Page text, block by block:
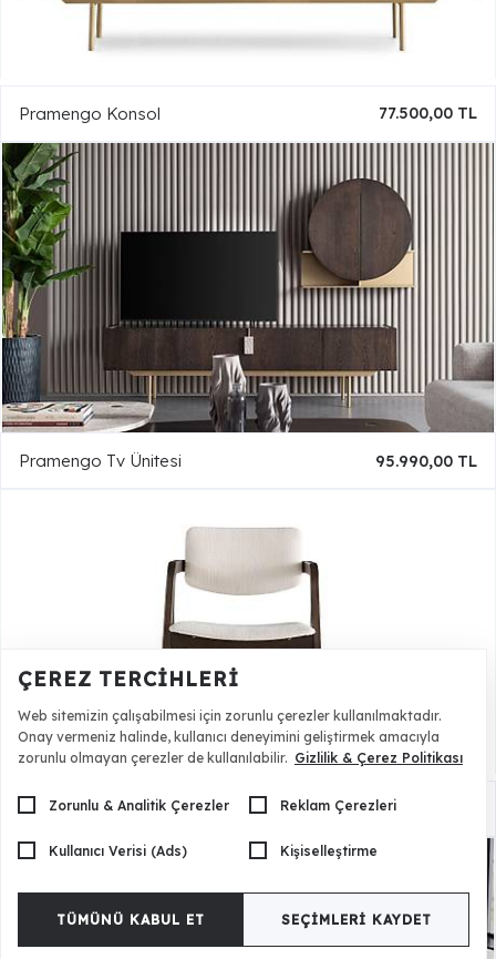
Pramengo Konsol 77.500,00 TL
Pramengo Tv Ünitesi 95.990,00 TL
Pramengo Sandalye 6 Adet 72.500,00 TL
ÇEREZ TERCIHLERI
Web sitemizin çalışabilmesi için zorunlu çerezler kullanılmaktadır.
Onay vermeniz halinde, kullanıcı deneyimini geliştirmek amacıyla
zorunlu olmayan çerezler de kullanılabilir. Gizlilik & Çerez Politikası
Zorunlu & Analitik Çerezler Reklam Çerezleri
Kullanıcı Verisi (Ads) Kişiselleştirme
TÜMÜNÜ KABUL ET SEÇIMLERI KAYDET